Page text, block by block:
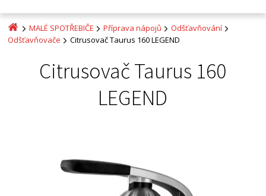
MALÉ SPOTŘEBIČE Příprava nápojů
Odšťavňování
Odšťavňovače
Citrusovač Taurus 160 LEGEND
Citrusovač Taurus 160
LEGEND